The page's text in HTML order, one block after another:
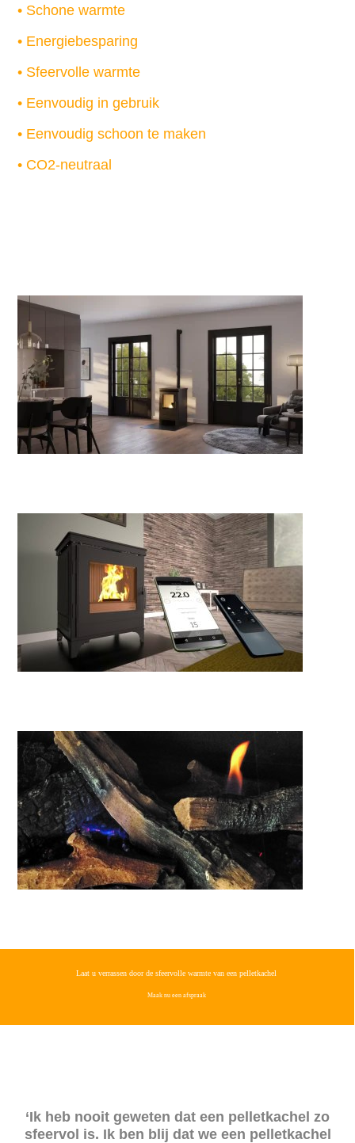
• Schone warmte
• Energiebesparing
• Sfeervolle warmte
• Eenvoudig in gebruik
• Eenvoudig schoon te maken
• CO2-neutraal
Laat u verrassen door de sfeervolle warmte van een pelletkachel
Maak nu een afspraak
‘Ik heb nooit geweten dat een pelletkachel zo
sfeervol is. Ik ben blij dat we een pelletkachel